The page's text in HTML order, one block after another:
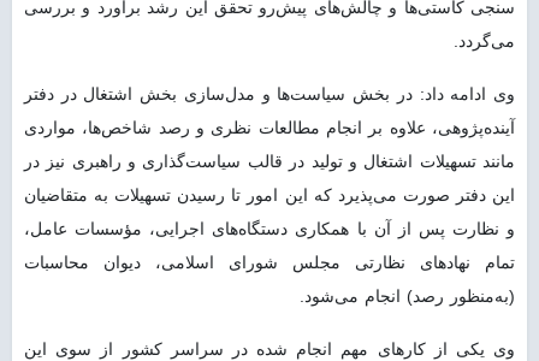
سنجی کاستی‌ها و چالش‌های پیش‌رو تحقق این رشد برآورد و بررسی
می‌گردد.
وی ادامه داد: در بخش سیاست‌ها و مدل‌سازی بخش اشتغال در دفتر
آینده‌پژوهی، علاوه بر انجام مطالعات نظری و رصد شاخص‌ها، مواردی
مانند تسهیلات اشتغال و تولید در قالب سیاست‌گذاری و راهبری نیز در
این دفتر صورت می‌پذیرد که این امور تا رسیدن تسهیلات به متقاضیان
و نظارت پس از آن با همکاری دستگاه‌های اجرایی، مؤسسات عامل،
تمام نهادهای نظارتی مجلس شورای اسلامی، دیوان محاسبات
(به‌منظور رصد) انجام می‌شود.
وی یکی از کارهای مهم انجام شده در سراسر کشور از سوی این